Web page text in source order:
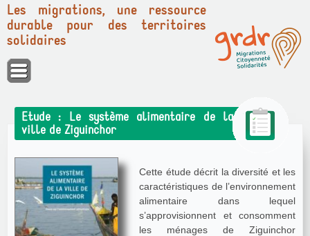
Panneau de gestion des cookies
Les migrations, une ressource
durable pour des territoires
solidaires
Etude : Le système alimentaire de la
ville de Ziguinchor
Cette étude décrit la diversité et les
caractéristiques de l’environnement
alimentaire dans lequel
s’approvisionnent et consomment
les ménages de Ziguinchor